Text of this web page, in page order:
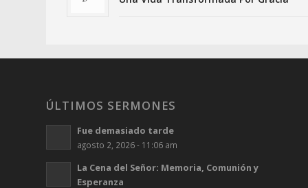
ÚLTIMOS SERMONES
Fue demasiado tarde
agosto 2, 2026 - 11:06 am
La Cena del Señor: Memoria, Comunión y
Esperanza